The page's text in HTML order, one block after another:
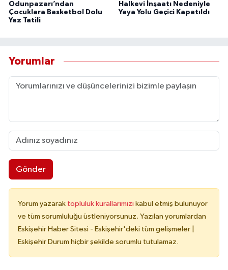
Odunpazarı’ndan
Çocuklara Basketbol Dolu
Yaz Tatili
Halkevi İnşaatı Nedeniyle
Yaya Yolu Geçici Kapatıldı
Yorumlar
Gönder
Yorum yazarak topluluk kurallarımızı kabul etmiş bulunuyor
ve tüm sorumluluğu üstleniyorsunuz. Yazılan yorumlardan
Eskişehir Haber Sitesi - Eskişehir'deki tüm gelişmeler |
Eskişehir Durum hiçbir şekilde sorumlu tutulamaz.